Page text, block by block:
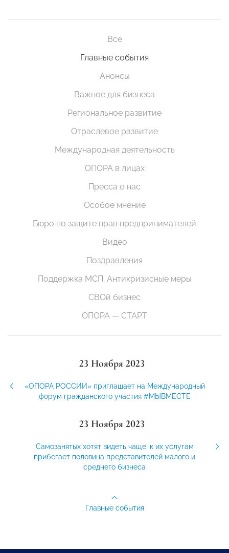
Все
Главные события
Анонсы
Важное для бизнеса
Региональное развитие
Отраслевое развитие
Международная деятельность
ОПОРА в лицах
Пресса о нас
Особое мнение
Бюро по защите прав предпринимателей
Видео
Поздравления
Поддержка МСП. Антикризисные меры
СВОй бизнес
ОПОРА — СТАРТ
23 Ноября 2023
«ОПОРА РОССИИ» приглашает на Международный
форум гражданского участия #МЫВМЕСТЕ
23 Ноября 2023
Самозанятых хотят видеть чаще: к их услугам
прибегает половина представителей малого и
среднего бизнеса
Главные события